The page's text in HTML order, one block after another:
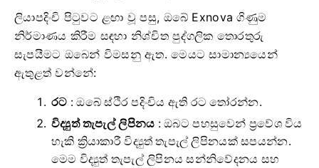
ලියාපදිංචි පිටුවට ළඟා වූ පසු, ඔබේ Exnova ගිණුම
නිර්මාණය කිරීම සඳහා නිශ්චිත පුද්ගලික තොරතුරු
සැපයීමට ඔබෙන් විමසනු ඇත. මෙයට සාමාන්‍යයෙන්
ඇතුළත් වන්නේ:
රට : ඔබේ ස්ථිර පදිංචිය ඇති රට තෝරන්න.
විද්‍යුත් තැපැල් ලිපිනය : ඔබට පහසුවෙන් ප්‍රවේශ විය
හැකි ක්‍රියාකාරී විද්‍යුත් තැපැල් ලිපිනයක් සපයන්න.
මෙම විද්‍යුත් තැපැල් ලිපිනය සන්නිවේදනය සහ